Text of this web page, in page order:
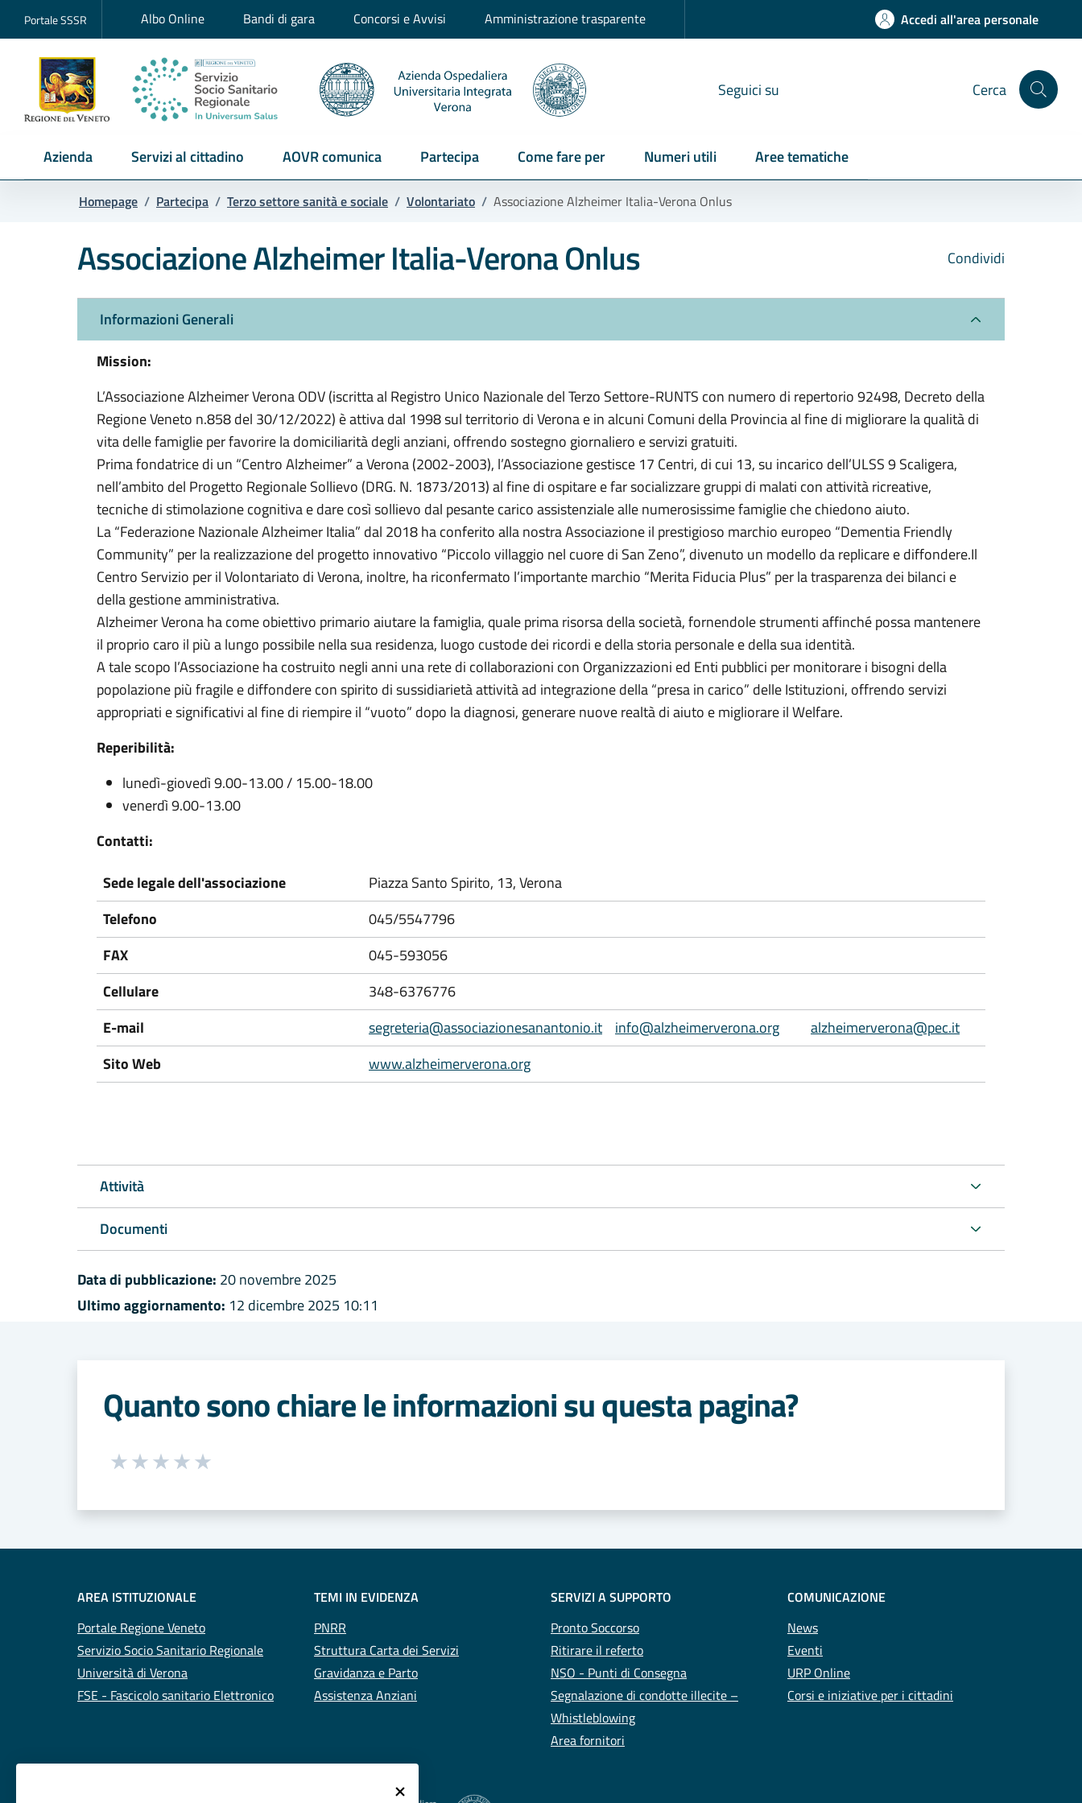
Portale SSSR Albo Online Bandi di gara Concorsi e Avvisi Amministrazione trasparente Accedi all'area personale
Seguici su Cerca
Azienda Servizi al cittadino AOVR comunica Partecipa Come fare per Numeri utili Aree tematiche
Homepage / Partecipa / Terzo settore sanità e sociale / Volontariato / Associazione Alzheimer Italia-Verona Onlus
Condividi
Associazione Alzheimer Italia-Verona Onlus
Informazioni Generali
Mission:
L’Associazione Alzheimer Verona ODV (iscritta al Registro Unico Nazionale del Terzo Settore-RUNTS con numero di repertorio 92498, Decreto della
Regione Veneto n.858 del 30/12/2022) è attiva dal 1998 sul territorio di Verona e in alcuni Comuni della Provincia al fine di migliorare la qualità di
vita delle famiglie per favorire la domiciliarità degli anziani, offrendo sostegno giornaliero e servizi gratuiti.
Prima fondatrice di un “Centro Alzheimer” a Verona (2002-2003), l’Associazione gestisce 17 Centri, di cui 13, su incarico dell’ULSS 9 Scaligera,
nell’ambito del Progetto Regionale Sollievo (DRG. N. 1873/2013) al fine di ospitare e far socializzare gruppi di malati con attività ricreative,
tecniche di stimolazione cognitiva e dare così sollievo dal pesante carico assistenziale alle numerosissime famiglie che chiedono aiuto.
La “Federazione Nazionale Alzheimer Italia” dal 2018 ha conferito alla nostra Associazione il prestigioso marchio europeo “Dementia Friendly
Community” per la realizzazione del progetto innovativo “Piccolo villaggio nel cuore di San Zeno”, divenuto un modello da replicare e diffondere.Il
Centro Servizio per il Volontariato di Verona, inoltre, ha riconfermato l’importante marchio “Merita Fiducia Plus” per la trasparenza dei bilanci e
della gestione amministrativa.
Alzheimer Verona ha come obiettivo primario aiutare la famiglia, quale prima risorsa della società, fornendole strumenti affinché possa mantenere
il proprio caro il più a lungo possibile nella sua residenza, luogo custode dei ricordi e della storia personale e della sua identità.
A tale scopo l’Associazione ha costruito negli anni una rete di collaborazioni con Organizzazioni ed Enti pubblici per monitorare i bisogni della
popolazione più fragile e diffondere con spirito di sussidiarietà attività ad integrazione della “presa in carico” delle Istituzioni, offrendo servizi
appropriati e significativi al fine di riempire il “vuoto” dopo la diagnosi, generare nuove realtà di aiuto e migliorare il Welfare.
Reperibilità:
lunedì-giovedì 9.00-13.00 / 15.00-18.00
venerdì 9.00-13.00
Contatti:
Sede legale dell'associazione
Piazza Santo Spirito, 13, Verona
Telefono
045/5547796
FAX
045-593056
Cellulare
348-6376776
E-mail
segreteria@associazionesanantonio.it info@alzheimerverona.org
alzheimerverona@pec.it
Sito Web
www.alzheimerverona.org
Attività
Documenti
Data di pubblicazione: 20 novembre 2025
Ultimo aggiornamento: 12 dicembre 2025 10:11
Quanto sono chiare le informazioni su questa pagina?
Seleziona una valutazione da 1 a 5 stelle
AREA ISTITUZIONALE
Portale Regione Veneto
Servizio Socio Sanitario Regionale
Università di Verona
FSE - Fascicolo sanitario Elettronico
TEMI IN EVIDENZA
PNRR
Struttura Carta dei Servizi
Gravidanza e Parto
Assistenza Anziani
SERVIZI A SUPPORTO
Pronto Soccorso
Ritirare il referto
NSO - Punti di Consegna
Segnalazione di condotte illecite –
Whistleblowing
Area fornitori
COMUNICAZIONE
News
Eventi
URP Online
Corsi e iniziative per i cittadini